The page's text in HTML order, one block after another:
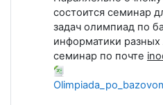
состоится семинар
задач олимпиад по
информатики разных
семинар по почте